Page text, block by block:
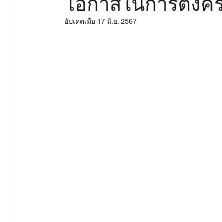
สาเหตุมีบุตรยากจากฝ่ายชาย
อัปเดตเมื่อ 17 มิ.ย. 2567